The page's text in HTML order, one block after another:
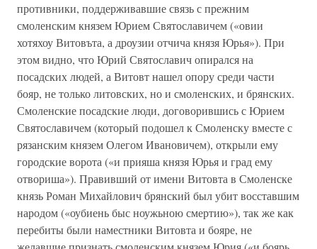
противники, поддерживавшие связь с прежним
смоленским князем Юрием Святославичем («овии
хотяхоу Витовъта, а дроузии отчича князя Юрья»). При
этом видно, что Юрий Святославич опирался на
посадских людей, а Витовт нашел опору среди части
бояр, не только литовских, но и смоленских, и брянских.
Смоленские посадские люди, договорившись с Юрием
Святославичем (который подошел к Смоленску вместе с
рязанским князем Олегом Ивановичем), открыли ему
городские ворота («и прияша князя Юрья и град ему
отвориша»). Правивший от имени Витовта в Смоленске
князь Роман Михайлович брянский был убит восставшим
народом («оубиень быс ноужьною смертию»), так же как
перебиты были наместники Витовта и бояре, не